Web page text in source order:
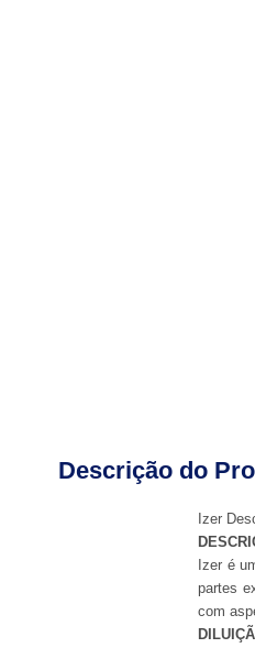
Descrição do
Izer
Izer é
partes
com